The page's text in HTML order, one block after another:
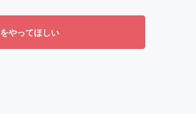
やってほしい